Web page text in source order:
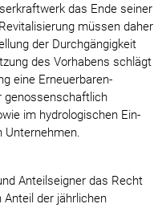
das Ende seiner
müssen daher
der Durchgängigkeit
des Vorhabens schlägt
eine Erneuerbaren-
genossenschaftlich
im hydrologischen Ein-
Unternehmen.
Anteilseigner das Recht
der jährlichen